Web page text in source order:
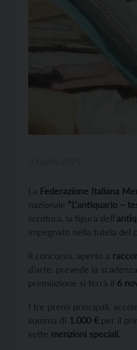
La Federazione Italiana
nazionale “L’antiquario –
scrittura, la figura dell’
impegnato nella tutela del
Il concorso, aperto a
d’arte, prevede la
premiazione si terrà il 6
I tre premi principali,
somma di 1.000 € per il
sette menzioni speciali.